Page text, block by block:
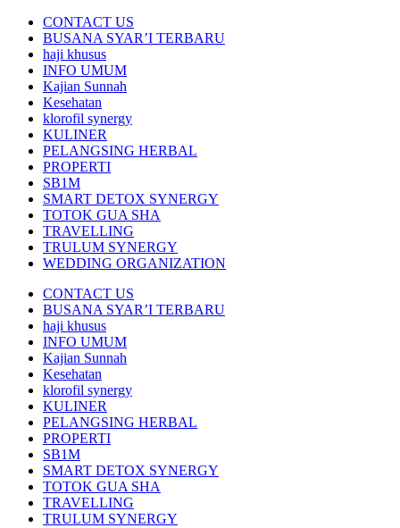
CONTACT US
BUSANA SYAR’I TERBARU
haji khusus
INFO UMUM
Kajian Sunnah
Kesehatan
klorofil synergy
KULINER
PELANGSING HERBAL
PROPERTI
SB1M
SMART DETOX SYNERGY
TOTOK GUA SHA
TRAVELLING
TRULUM SYNERGY
WEDDING ORGANIZATION
CONTACT US
BUSANA SYAR’I TERBARU
haji khusus
INFO UMUM
Kajian Sunnah
Kesehatan
klorofil synergy
KULINER
PELANGSING HERBAL
PROPERTI
SB1M
SMART DETOX SYNERGY
TOTOK GUA SHA
TRAVELLING
TRULUM SYNERGY